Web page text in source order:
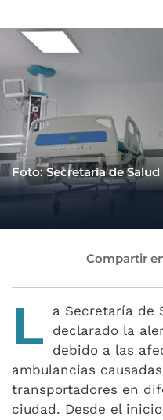
Foto: Secretaría de
Compartir
L
a Secretaría de
declarado la
debido a las
ambulancias
transportadores en
ciudad. Desde el